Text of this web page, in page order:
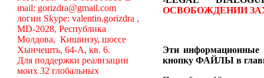
mail: gorizdra@gmail.com
логин Skype: valentin.gorizdra ,
MD-2028, Республика
Молдова, Кишинэу, шоссе
Хынчешть, 64-А, кв. 6.
Для поддержки реализации
моих 32 глобальных
ОСВОБОЖДЕНИИ
Эти информационные
кнопку ФАЙЛЫ в